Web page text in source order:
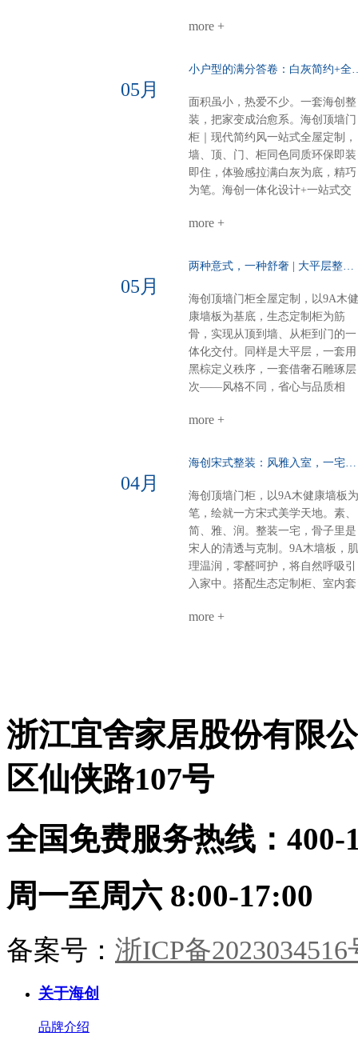
式高级海创顶墙门柜，全屋一体定
到底
而奢华。错层沙发背景，融入中式
意主卧山水画悠然入墙，顶墙一体
空间，亦成画境。雅韵茶室门墙柜
同色配套，线条简洁，材质统一。
煮茶待客，静谧有序，东方生活哲
学尽在其中。细节见匠心全屋顶部
采用博格蜂窝大板，耐潮抗变形，
线性美观。双层空间，整体感再升
定制，从方案到落地，一站配齐。
more +
05月
面积虽小，热爱不少。一套海创整
装，把家变成治愈系。海创顶墙门
柜｜现代简约风一站式全屋定制，
墙、顶、门、柜同色同质环保即装
即住，体验感拉满白灰为底，精巧
为笔。海创一体化设计+一站式交
不翻车。28㎡客餐厨，装出大宅的
柜，好看好用功能与装饰兼得，回
放：去掉边界，拉近距离光线、空
气、家人，自由流动。做饭不孤
单，等饭不无聊。屏风+弧形奢石
用餐区温柔升维半掩餐边柜，若隐
若现；奢石墙面柔光一打，吃饭像
在美术馆。电器内嵌，一门到顶：
高柜，表面干净，内里强大。大
间 × 开放式书房圆弧转角，悬浮轻
盈，一个转身，阅读、观影、换衣
全搞定。沙发背景+蜂窝大板：安
的高级感平整墙面+顶部大气大板
少即是多，静即是奢。一套海创，
搞定全屋。环保、省心、高颜值、
高利用。小户型，也能住出大写的
到真正懂整装的海创。
more +
05月
海创顶墙门柜全屋定制，以9A木健
康墙板为基底，生态定制柜为筋
骨，实现从顶到墙、从柜到门的一
体化交付。同样是大平层，一套用
黑棕定义秩序，一套借奢石雕琢层
次——风格不同，省心与品质相
宅】客餐厅一体化：黑棕大面积铺
柜隐形收纳，开阔无界双儿童房：
材守护成长麻将室 主卧：深色墙
配灯带，主卧木饰面+隐形门，动
分明关键词：沉稳、统一、仪式感
【风格B：奢石层次·极简艺术】客
餐厅：奢石背景墙+墙柜组合，9A
木墙板打底，生态柜嵌入侧边，视
整铺、无床头设计、同色不同质，
需定制，收纳无死角顶墙门柜同色
同工：从设计到安装，30天焕新理
more +
04月
海创顶墙门柜，以9A木健康墙板为
笔，绘就一方宋式美学天地。素、
简、雅、润。整装一宅，骨子里是
宋人的清透与克制。9A木墙板，肌
理温润，零醛呵护，将自然呼吸引
入家中。搭配生态定制柜、室内套
天成。玄关：一折画屏，微光迎
色。茶室：半卷竹帘，一方茶席。
9A木墙板作底，枯木插花，心境如
风雅。木香与纸香交融，此处心安
是吾乡。·儿童房·男孩房与女孩房
蓝配色，几何块面勾勒童趣。整装
同系，健康守护，天真自有其色。
居。一室风雅，一生心安。
more +
浙江宜舍家居股份有限
区仙侠路107号
全国免费服务热线：400-
周一至周六 8:00-17:00
备案号： 浙ICP备2023034516
关于海创
品牌介绍